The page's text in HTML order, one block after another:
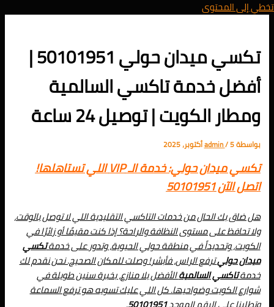
تخطي إلى المحتوى
تكسي ميدان حولي 50101951 |
أفضل خدمة تاكسي السالمية
ومطار الكويت | توصيل 24 ساعة
بواسطة admin/5 أكتوبر، 2025
تكسي ميدان حولي: خدمة الـ VIP اللي تستاهلها!
اتصل الآن 50101951
هل ضاق بك الحال من خدمات التاكسي التقليدية اللي لا توصل بالوقت،
ولا تحافظ على مستوى النظافة والراحة؟ إذا كنت مقيمًا أو زائرًا في
الكويت، وتحديداً في منطقة حولي الحيوية، وتدور على خدمةتكسي
ميدان حوليترفع الراس، فأبشر! وصلت للمكان الصحيح. نحن نقدم لك
خدمةتاكسي السالميةالأفضل بلا منازع، بخبرة سنين طويلة في
شوارع الكويت وضواحيها. كل اللي عليك تسويه هو ترفع السماعة